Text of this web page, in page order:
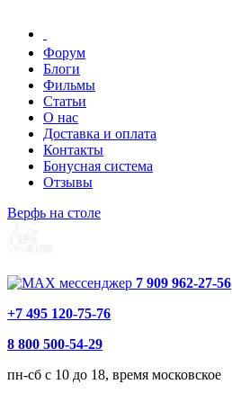
Форум
Блоги
Фильмы
Статьи
О нас
Доставка и оплата
Контакты
Бонусная система
Отзывы
Верфь на столе
7 909 962-27-56
+7 495 120-75-76
8 800 500-54-29
пн-сб с 10 до 18, время московское